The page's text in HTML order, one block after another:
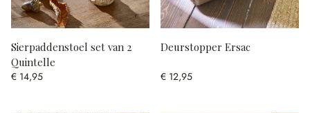
Sierpaddenstoel set van 2
Quintelle
€ 14,95
Deurstopper Ersac
€ 12,95